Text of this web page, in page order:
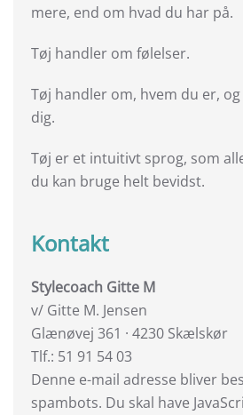
mere, end om hvad du har på.
Tøj handler om følelser.
Tøj handler om, hvem du er,
dig.
Tøj er et intuitivt sprog, som
du kan bruge helt bevidst.
Kontakt
Stylecoach Gitte M
v/ Gitte M. Jensen
Glænøvej 361 · 4230 Skælskør
Tlf.: 51 91 54 03
Denne e-mail adresse bliver
spambots. Du skal have